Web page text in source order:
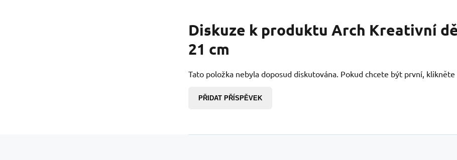
Diskuze k produktu Arch Kreativní
21 cm
Tato položka nebyla doposud diskutována. Pokud chcete být první,
PŘIDAT PŘÍSPĚVEK